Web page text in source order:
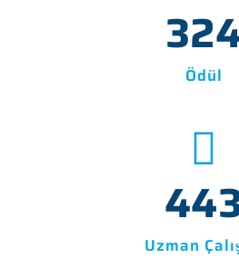
Ödül
Uzman